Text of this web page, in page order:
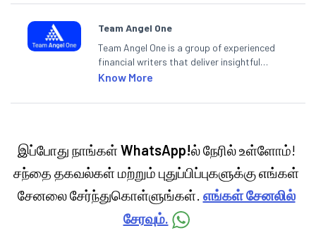
Team Angel One
Team Angel One is a group of experienced
financial writers that deliver insightful
articles on the stock market, IPO, economy,
categories.
Know More
இப்போது நாங்கள் WhatsApp!ல் நேரில் உள்ளோம்!
சந்தை தகவல்கள் மற்றும் புதுப்பிப்புகளுக்கு எங்கள்
சேனலை சேர்ந்துகொள்ளுங்கள். எங்கள் சேனலில்
சேரவும்.